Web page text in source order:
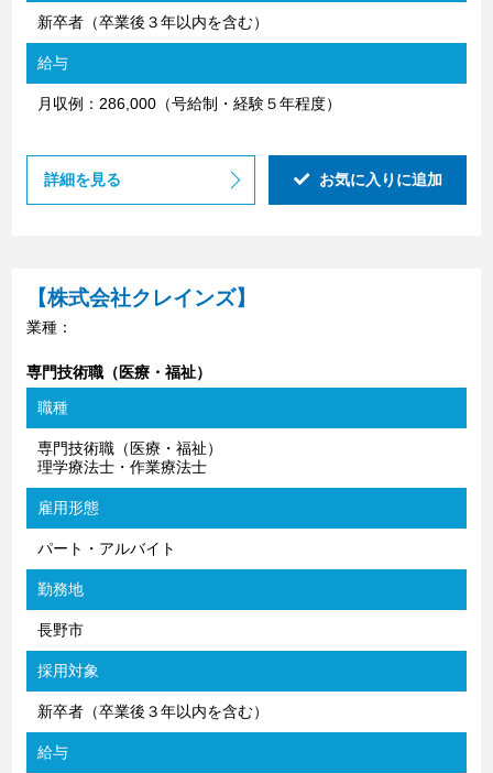
新卒者（卒業後３年以内を含む）
給与
月収例：286,000（号給制・経験５年程度）
詳細を見る お気に入りに追加
【株式会社クレインズ】
業種：
専門技術職（医療・福祉）
職種
専門技術職（医療・福祉）
理学療法士・作業療法士
雇用形態
パート・アルバイト
勤務地
長野市
採用対象
新卒者（卒業後３年以内を含む）
給与